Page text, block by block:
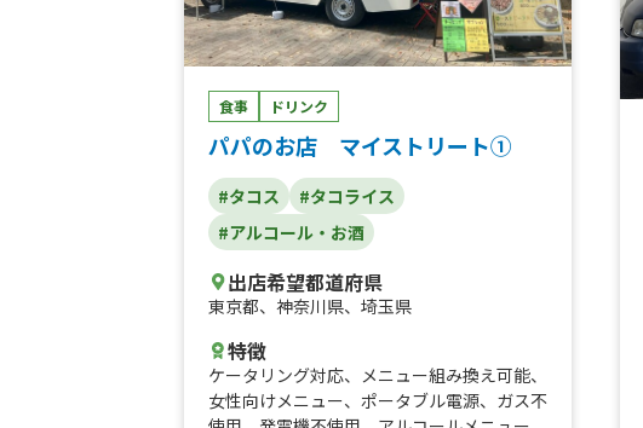
フルボウル(タコスワッフル)、ワッフルボウ
ル(ホイップ+チョコソース)、ワッフルボウ
ル(ホイップ+キャラメルソース)、ワッフル
ッフルボウル(ホイップ+ブルーベリーソー
ス)、ワッフルボウル(ホイップ+バナナ+チョ
コソース)、ワッフルボウル(ホイップ+バナ
ナ+キャラメルソース)、ワッフルボウル(ホ
イップ+ミックスベリー)、ワッフルボウル
(ホイップ+オレオ+チョコソース)、ワッフル
ス)、ワッフルボウル(ホイップ+プリン)、ツ
ナ+キャベツ+マヨワッフルボウル、スクラ
ンブルエッグ+ハムボウル、照り焼きチキン
+キャベツ+マヨボウル
食事 ドリンク
パパのお店 マイストリート①
#タコス
#タコライス
#アルコール・お酒
出店希望都道府県
東京都、 神奈川県、 埼玉県
特徴
ケータリング対応、 メニュー組み換え可能、
女性向けメニュー、 ポータブル電源、 ガス不